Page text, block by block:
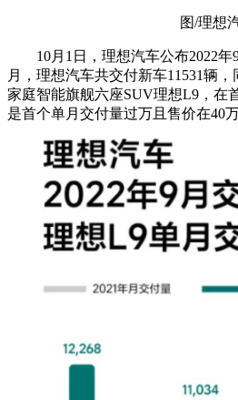
图/理想
10月1日，理想汽车公布2022
月，理想汽车共交付新车11531辆，
家庭智能旗舰六座SUV理想L9，在
是首个单月交付量过万且售价在40